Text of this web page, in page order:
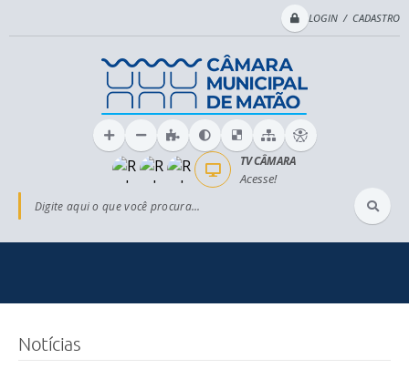
LOGIN / CADASTRO
Digite aqui o que você procura...
TV CÂMARA
Acesse!
Notícias